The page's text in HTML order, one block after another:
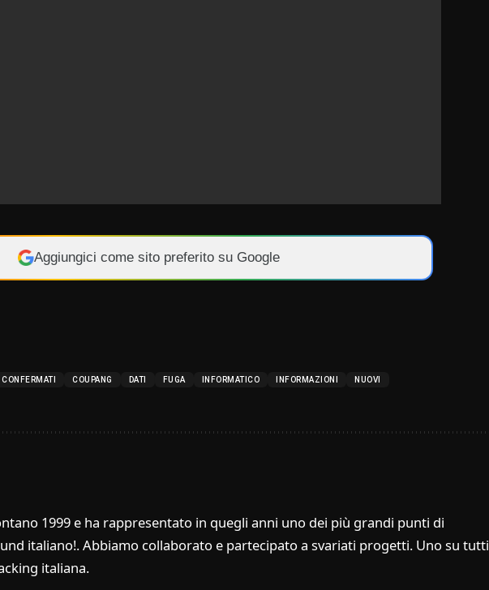
Aggiungici come sito preferito su Google
CONFERMATI COUPANG DATI FUGA INFORMATICO INFORMAZIONI
NUOVI
1999 e ha rappresentato in quegli anni uno dei più grandi punti di
italiano!. Abbiamo collaborato e partecipato a svariati progetti. Uno su tutti
italiana.